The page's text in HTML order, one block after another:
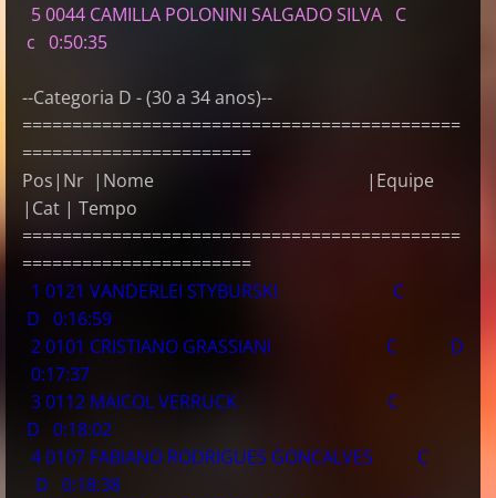
5 0044 CAMILLA POLONINI SALGADO SILVA C
c 0:50:35
--Categoria D - (30 a 34 anos)--
============================================
=======================
Pos|Nr |Nome |Equipe
|Cat | Tempo
============================================
=======================
1 0121 VANDERLEI STYBURSKI C
D 0:16:59
2 0101 CRISTIANO GRASSIANI C D
0:17:37
3 0112 MAICOL VERRUCK C
D 0:18:02
4 0107 FABIANO RODRIGUES GONCALVES C
D 0:18:38